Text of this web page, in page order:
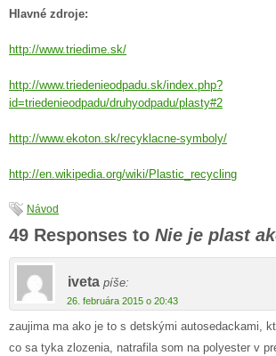
Hlavné zdroje:
http://www.triedime.sk/
http://www.triedenieodpadu.sk/index.php?
id=triedenieodpadu/druhyodpadu/plasty#2
http://www.ekoton.sk/recyklacne-symboly/
http://en.wikipedia.org/wiki/Plastic_recycling
Návod
49 Responses to Nie je plast
iveta píše:
26. februára 2015 o 20:43
zaujima ma ako je to s detskými autosedackami,
co sa tyka zlozenia, natrafila som na polyester v